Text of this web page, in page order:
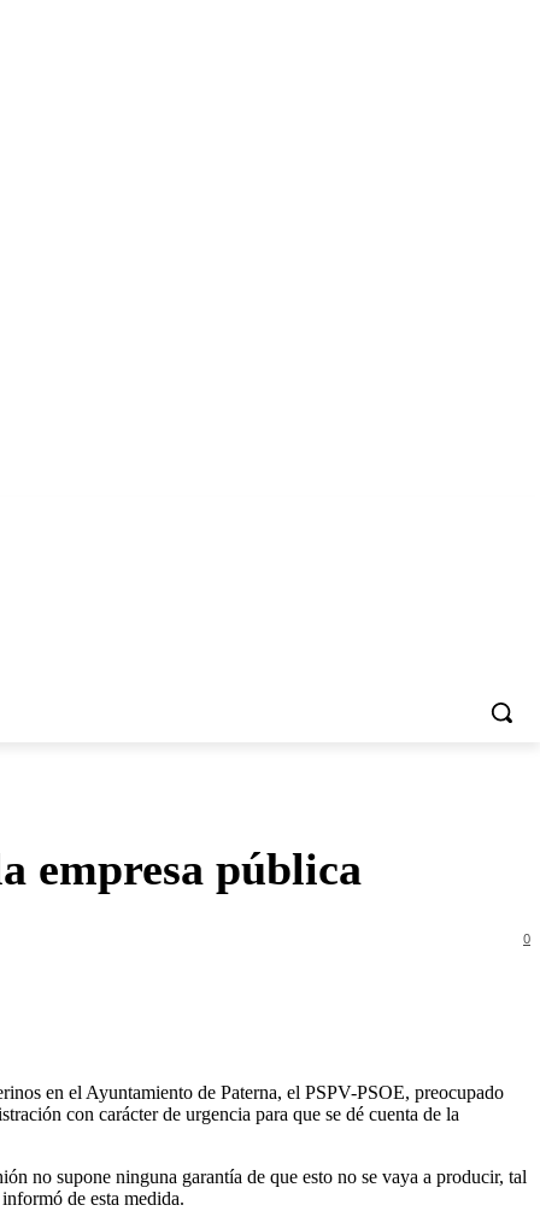
empresa pública
0
en el Ayuntamiento de Paterna, el PSPV-PSOE, preocupado
con carácter de urgencia para que se dé cuenta de la
no supone ninguna garantía de que esto no se vaya a producir, tal
de esta medida.